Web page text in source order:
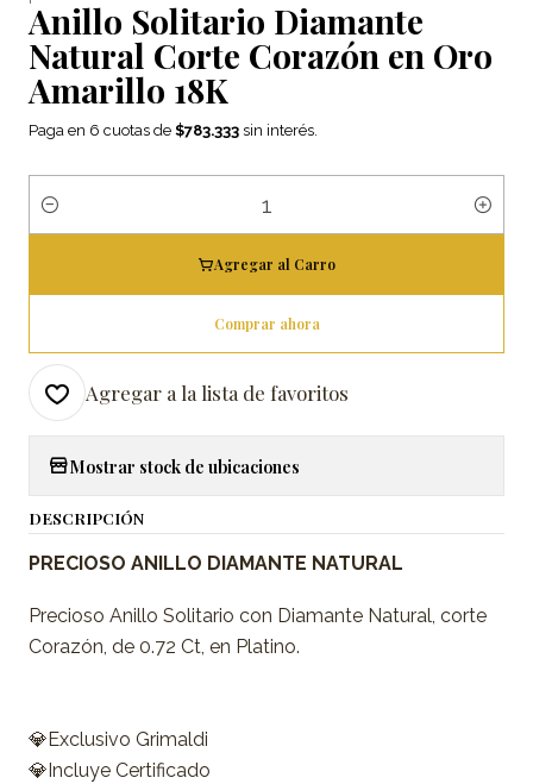
Anillo Solitario Diamante
Natural Corte Corazón en Oro
Amarillo 18K
Paga en 6 cuotas de $783.333 sin interés.
Cantidad
Agregar al Carro
Comprar ahora
Agregar a la lista de favoritos
Mostrar stock de ubicaciones
DESCRIPCIÓN
PRECIOSO ANILLO DIAMANTE NATURAL
Precioso Anillo Solitario con Diamante Natural, corte
Corazón, de 0.72 Ct, en Platino.
💎Exclusivo Grimaldi
💎Incluye Certificado